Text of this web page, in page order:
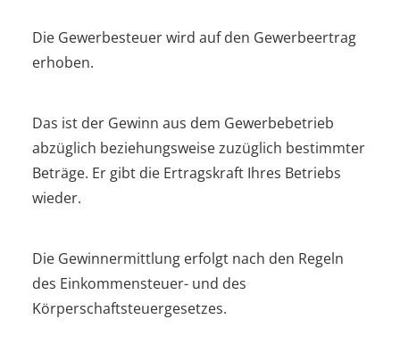
Die Gewerbesteuer wird auf den Gewerbeertrag
erhoben.
Das ist der Gewinn aus dem Gewerbebetrieb
abzüglich beziehungsweise zuzüglich bestimmter
Beträge. Er gibt die Ertragskraft Ihres Betriebs
wieder.
Die Gewinnermittlung erfolgt nach den Regeln
des Einkommensteuer- und des
Körperschaftsteuergesetzes.